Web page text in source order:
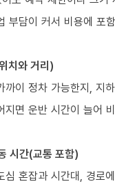
부담이 커서 비용에 포
치와 거리)
까이 정차 가능한지, 지
지면 운반 시간이 늘어
시간(교통 포함)
심 혼잡과 시간대, 경로